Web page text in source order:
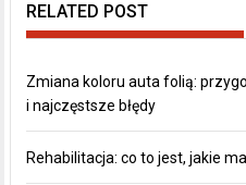
RELATED POST
Zmiana koloru auta folią:
i najczęstsze błędy
Rehabilitacja: co to jest, jakie